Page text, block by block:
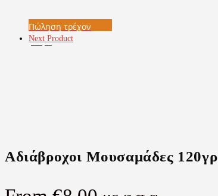
Πώληση τρέχον
μέτρο
Next Product
Αδιάβροχοι Μουσαμάδες 120γρ